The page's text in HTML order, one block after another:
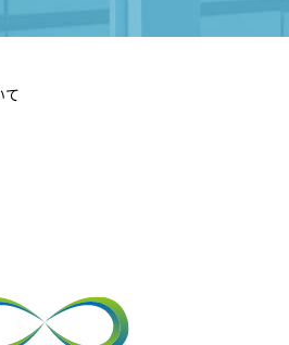
て